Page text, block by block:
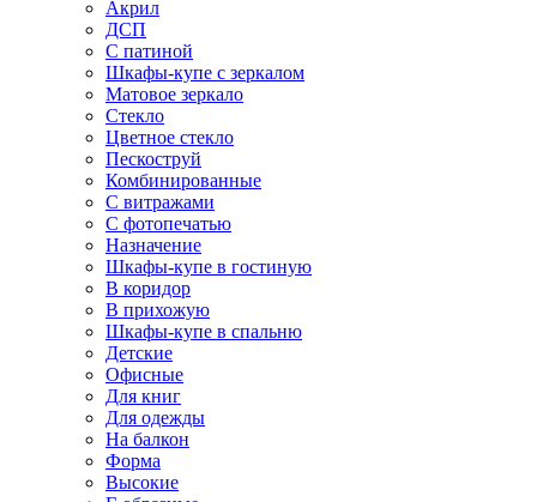
Акрил
ДСП
С патиной
Шкафы-купе с зеркалом
Матовое зеркало
Стекло
Цветное стекло
Пескоструй
Комбинированные
С витражами
С фотопечатью
Назначение
Шкафы-купе в гостиную
В коридор
В прихожую
Шкафы-купе в спальню
Детские
Офисные
Для книг
Для одежды
На балкон
Форма
Высокие